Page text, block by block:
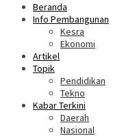
Beranda
Info Pembangunan
Kesra
Ekonomi
Artikel
Topik
Pendidikan
Tekno
Kabar Terkini
Daerah
Nasional